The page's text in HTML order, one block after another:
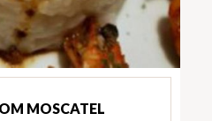
MOSCATEL